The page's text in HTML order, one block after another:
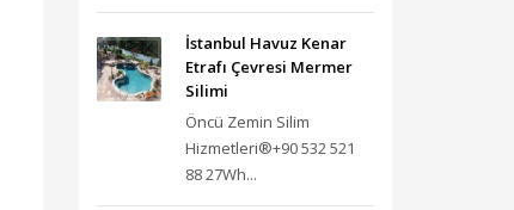
İstanbul Havuz Kenar
Etrafı Çevresi Mermer
Silimi
Öncü Zemin Silim
Hizmetleri®+90 532 521
88 27Wh...